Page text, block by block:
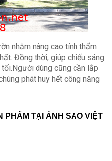
nhằm nâng cao tính thẩm
Đồng thời, giúp chiếu sáng
dùng cũng cần lắp
phát huy hết công năng
PHẨM TẠI ÁNH SAO VIỆT